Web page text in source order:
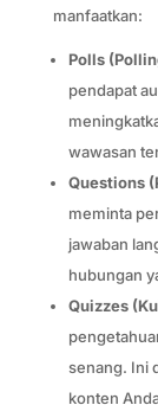
manfaatkan:
Polls
pendapat
wawasan
Questions
meminta
jawaban
hubungan
Quizzes
senang. Ini
konten